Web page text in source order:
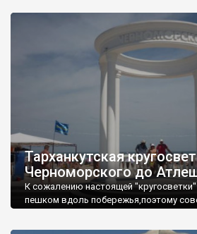
Тарханкутская
Черноморского до
К сожалению настоящей
пешком вдоль побережья,поэтому